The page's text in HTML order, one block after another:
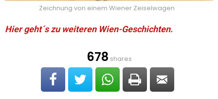
Zeichnung von einem Wiener Zeiselwagen
Hier geht´s zu weiteren Wien-Geschichten.
678 shares